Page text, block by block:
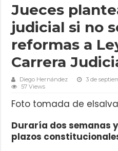
Jueces
judicial si no
reformas a
Carrera
Diego Hernández 3 de
57 Views
Foto tomada de
Duraría dos semanas
plazos